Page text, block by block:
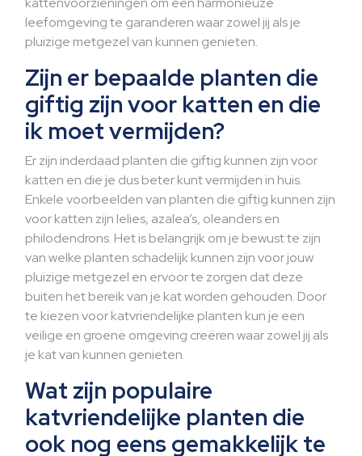
leefomgeving te garanderen waar zowel jij als je
pluizige metgezel van kunnen genieten.
Zijn er bepaalde planten die
giftig zijn voor katten en die
ik moet vermijden?
Er zijn inderdaad planten die giftig kunnen zijn voor
katten en die je dus beter kunt vermijden in huis.
Enkele voorbeelden van planten die giftig kunnen zijn
voor katten zijn lelies, azalea’s, oleanders en
philodendrons. Het is belangrijk om je bewust te zijn
van welke planten schadelijk kunnen zijn voor jouw
pluizige metgezel en ervoor te zorgen dat deze
buiten het bereik van je kat worden gehouden. Door
te kiezen voor katvriendelijke planten kun je een
veilige en groene omgeving creëren waar zowel jij als
je kat van kunnen genieten.
Wat zijn populaire
katvriendelijke planten die
ook nog eens gemakkelijk te